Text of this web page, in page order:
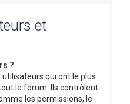
et
?
utilisateurs qui ont le plus
le forum. Ils contrôlent
les permissions, le